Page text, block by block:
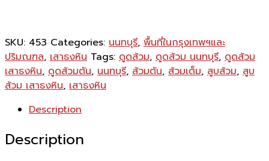
SKU: 453 Categories: นนทบุรี, พื้นที่ในกรุงเทพฯและ
ปริมณฑล, เสาธงหิน Tags: ดูดส้วม, ดูดส้วม นนทบุรี, ดูดส้วม
เสาธงหิน, ดูดส้วมตัน, นนทบุรี, ส้วมตัน, ส้วมเต็ม, สูบส้วม, สูบ
ส้วม เสาธงหิน, เสาธงหิน
Description
Description